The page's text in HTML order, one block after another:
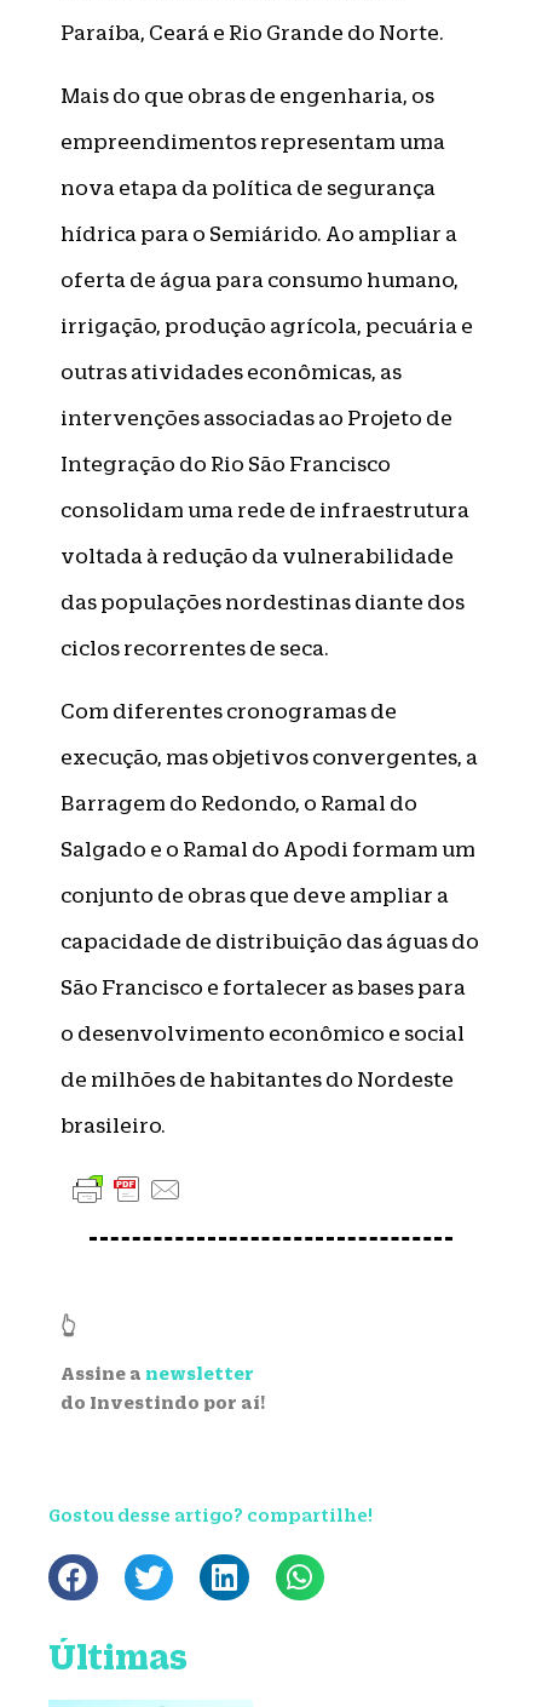
Paraíba, Ceará e Rio Grande do Norte.
Mais do que obras de engenharia, os
empreendimentos representam uma
nova etapa da política de segurança
hídrica para o Semiárido. Ao ampliar a
oferta de água para consumo humano,
irrigação, produção agrícola, pecuária e
outras atividades econômicas, as
intervenções associadas ao Projeto de
Integração do Rio São Francisco
consolidam uma rede de infraestrutura
voltada à redução da vulnerabilidade
das populações nordestinas diante dos
ciclos recorrentes de seca.
Com diferentes cronogramas de
execução, mas objetivos convergentes, a
Barragem do Redondo, o Ramal do
Salgado e o Ramal do Apodi formam um
conjunto de obras que deve ampliar a
capacidade de distribuição das águas do
São Francisco e fortalecer as bases para
o desenvolvimento econômico e social
de milhões de habitantes do Nordeste
brasileiro.
👆
Assine a newsletter
do Investindo por aí!
Gostou desse artigo? compartilhe!
Últimas